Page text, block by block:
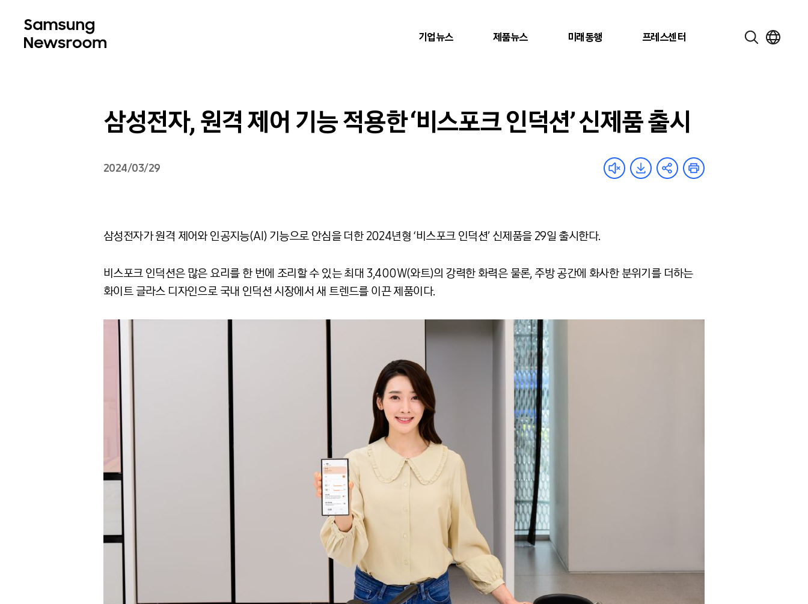
기업뉴스 제품뉴스 미래동행 프레스센터
삼성전자, 원격 제어 기능 적용한 ‘비스포크 인덕션’ 신제품 출시
2024/03/29
삼성전자가 원격 제어와 인공지능(AI) 기능으로 안심을 더한 2024년형 ‘비스포크 인덕션’ 신제품을 29일 출시한다.
비스포크 인덕션은 많은 요리를 한 번에 조리할 수 있는 최대 3,400W(와트)의 강력한 화력은 물론, 주방 공간에 화사한 분위기를 더하는
화이트 글라스 디자인으로 국내 인덕션 시장에서 새 트렌드를 이끈 제품이다.